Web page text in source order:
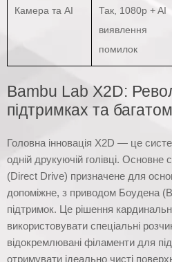
Камера та AI
Так, 1080p + AI
виявлення
помилок
Bambu Lab X2D:
підтримках та
Головна інновація X2D — це
одній друкуючій голівці.
(Direct Drive) призначене для
допоміжне, з приводом Боудена
підтримок. Це рішення
використовувати спеціальні
відокремлювані філаменти для
отримувати ідеально чисті